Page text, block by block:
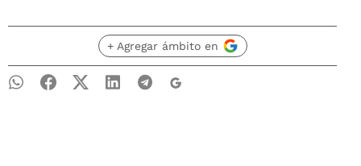
+ Agregar ámbito en